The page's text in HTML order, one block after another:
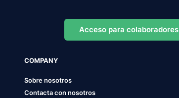
Acceso para colaboradores
COMPANY
Sobre nosotros
Contacta con nosotros